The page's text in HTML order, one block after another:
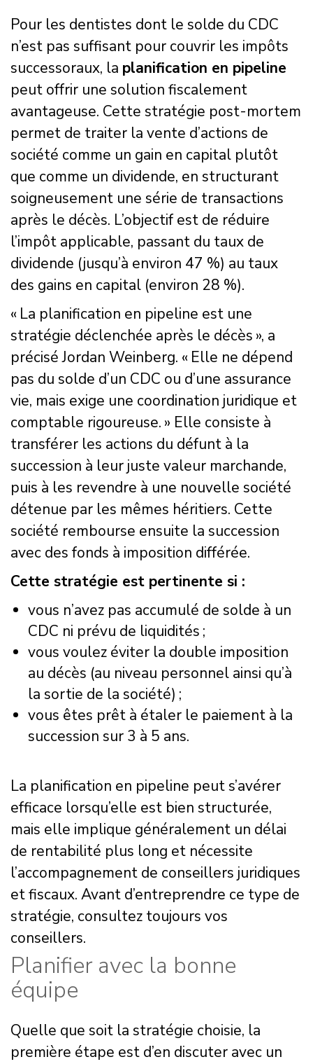
Pour les dentistes dont le solde du CDC
n’est pas suffisant pour couvrir les impôts
successoraux, la planification en pipeline
peut offrir une solution fiscalement
avantageuse. Cette stratégie post-mortem
permet de traiter la vente d’actions de
société comme un gain en capital plutôt
que comme un dividende, en structurant
soigneusement une série de transactions
après le décès. L’objectif est de réduire
l’impôt applicable, passant du taux de
dividende (jusqu’à environ 47 %) au taux
des gains en capital (environ 28 %).
« La planification en pipeline est une
stratégie déclenchée après le décès », a
précisé Jordan Weinberg. « Elle ne dépend
pas du solde d’un CDC ou d’une assurance
vie, mais exige une coordination juridique et
comptable rigoureuse. » Elle consiste à
transférer les actions du défunt à la
succession à leur juste valeur marchande,
puis à les revendre à une nouvelle société
détenue par les mêmes héritiers. Cette
société rembourse ensuite la succession
avec des fonds à imposition différée.
Cette stratégie est pertinente si :
vous n’avez pas accumulé de solde à un
CDC ni prévu de liquidités ;
vous voulez éviter la double imposition
au décès (au niveau personnel ainsi qu’à
la sortie de la société) ;
vous êtes prêt à étaler le paiement à la
succession sur 3 à 5 ans.
La planification en pipeline peut s’avérer
efficace lorsqu’elle est bien structurée,
mais elle implique généralement un délai
de rentabilité plus long et nécessite
l’accompagnement de conseillers juridiques
et fiscaux. Avant d’entreprendre ce type de
stratégie, consultez toujours vos
conseillers.
Planifier avec la bonne
équipe
Quelle que soit la stratégie choisie, la
première étape est d’en discuter avec un